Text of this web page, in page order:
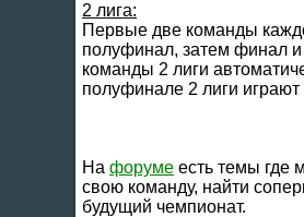
2 лига:
Первые две команды
полуфинал, затем финал
команды 2 лиги
полуфинале 2 лиги
На форуме есть темы где
свою команду, найти
будущий чемпионат.